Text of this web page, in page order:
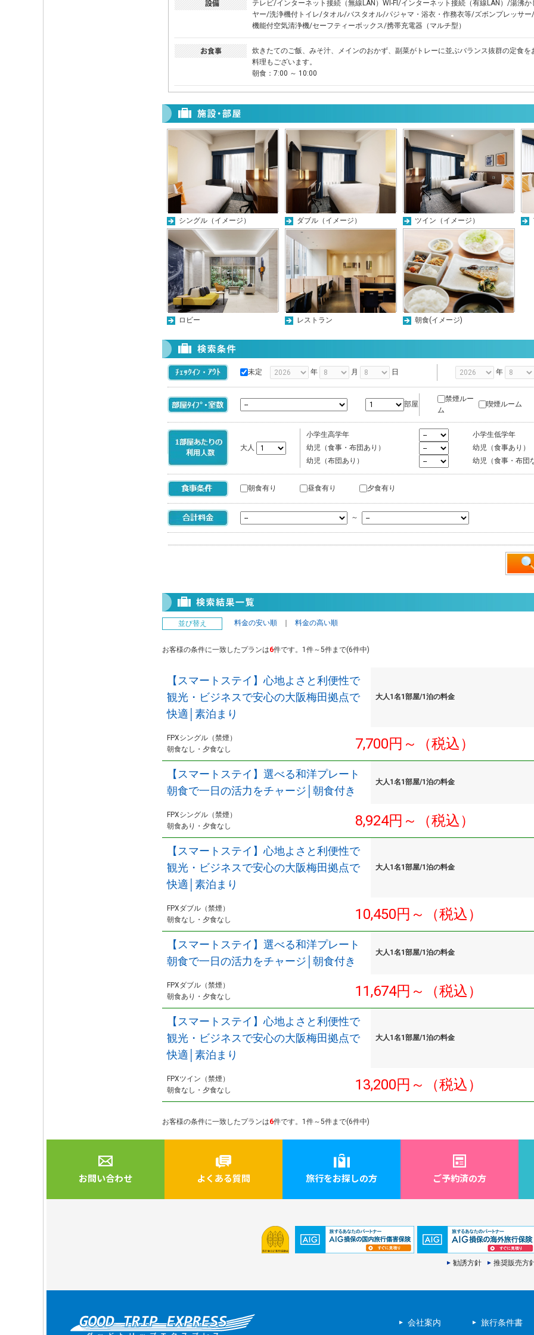
テレビ/インターネット接続（無線LAN）WI-FI/インターネット接続（有線LAN）/湯沸
ヤー/洗浄機付トイレ/タオル/バスタオル/パジャマ・浴衣・作務衣等/ズボンプレッサ
機能付空気清浄機/セーフティーボックス/携帯充電器（マルチ型）
炊きたてのご飯、みそ汁、メインのおかず、副菜がトレーに並ぶバランス抜群の定食
料理もございます。
朝食：7:00 ～ 10:00
シングル（イメージ） ダブル（イメージ） ツイン（イメージ）
ロビー レストラン 朝食(イメージ)
未定 年 月 日 年
部屋
禁煙ルー
ム
喫煙ルーム
大人
小学生高学年
小学生低学年
幼児（食事・布団あり）
幼児（食事あり）
幼児（布団あり）
幼児（食事・布団
朝食有り 昼食有り 夕食有り
～
並び替え 料金の安い順 料金の高い順
お客様の条件に一致したプランは6件です。1件～5件まで(6件中)
【スマートステイ】心地よさと利便性で
観光・ビジネスで安心の大阪梅田拠点で
快適│素泊まり
大人1名1部屋/1泊の料金
FPXシングル（禁煙）
朝食なし・夕食なし
7,700円～（税込）
【スマートステイ】選べる和洋プレート
朝食で一日の活力をチャージ│朝食付き
大人1名1部屋/1泊の料金
FPXシングル（禁煙）
朝食あり・夕食なし
8,924円～（税込）
【スマートステイ】心地よさと利便性で
観光・ビジネスで安心の大阪梅田拠点で
快適│素泊まり
大人1名1部屋/1泊の料金
FPXダブル（禁煙）
朝食なし・夕食なし
10,450円～（税込）
【スマートステイ】選べる和洋プレート
朝食で一日の活力をチャージ│朝食付き
大人1名1部屋/1泊の料金
FPXダブル（禁煙）
朝食あり・夕食なし
11,674円～（税込）
【スマートステイ】心地よさと利便性で
観光・ビジネスで安心の大阪梅田拠点で
快適│素泊まり
大人1名1部屋/1泊の料金
FPXツイン（禁煙）
朝食なし・夕食なし
13,200円～（税込）
お客様の条件に一致したプランは6件です。1件～5件まで(6件中)
お問い合わせ よくある質問 旅行をお探しの方 ご予約済の方
勧誘方針 推奨販売方
会社案内 旅行条件書